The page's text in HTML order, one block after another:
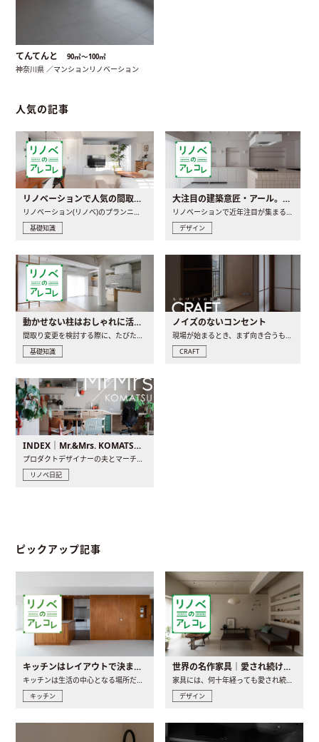
てんてんと 90㎡〜100㎡
神奈川県 ／マンションリノベーション
人気の記事
リノベーションで人気の間取りとは？トレンドの間取りと実例を徹底解説
基礎知識
大注目の建築意匠・アール。人気の理由と空間に取り入れるポイント
デザイン
動かせない柱はおしゃれに活用！柱を魅せるリノベーション(リノベ)4選
基礎知識
ノイズのないコンセント
CRAFT
INDEX｜Mr.&Mrs. KOMATSU renovation diary
リノベ日記
ピックアップ記事
キッチンはレイアウトで決まる。後悔しないための考え方と選び方
キッチンは生活の中心となる場所だからこそ、家の中のどこに置..
キッチン
世界の名作家具｜愛され続ける理由と一生モノとの出会い方
家具には、何十年経っても愛され続ける「名作」と呼ばれるもの..
デザイン